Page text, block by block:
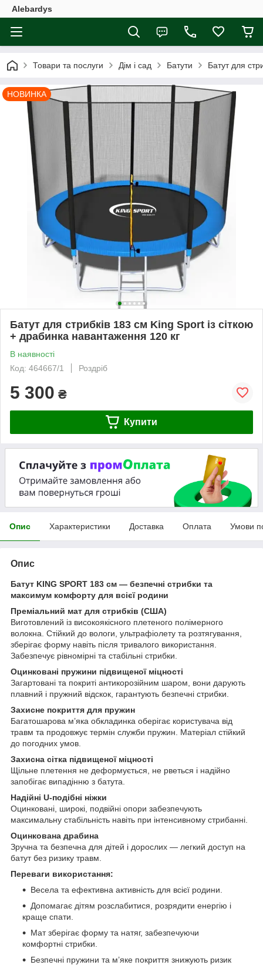
Alebardys
Товари та послуги Дім і сад Батути Батут для
НОВИНКА
Батут для стрибків 183 см King Sport із сіткою
+ драбинка навантаження 120 кг
В наявності
Код: 464667/1
Роздріб
5 300 ₴
Купити
Опис Характеристики Доставка Оплата Умови
Опис
Батут KING SPORT 183 см — безпечні стрибки та
максимум комфорту для всієї родини
Преміальний мат для стрибків (США)
Виготовлений із високоякісного плетеного полімерного
волокна. Стійкий до вологи, ультрафіолету та розтягування,
зберігає форму навіть після тривалого використання.
Забезпечує рівномірні та стабільні стрибки.
Оцинковані пружини підвищеної міцності
Загартовані та покриті антикорозійним шаром, вони дарують
плавний і пружний відскок, гарантують безпечні стрибки.
Захисне покриття для пружин
Багатошарова м’яка обкладинка оберігає користувача від
травм та продовжує термін служби пружин. Матеріал стійкий
до погодних умов.
Захисна сітка підвищеної міцності
Щільне плетення не деформується, не рветься і надійно
запобігає випадінню з батута.
Надійні U-подібні ніжки
Оцинковані, широкі, подвійні опори забезпечують
максимальну стабільність навіть при інтенсивному стрибанні.
Оцинкована драбина
Зручна та безпечна для дітей і дорослих — легкий доступ на
батут без ризику травм.
Переваги використання:
Весела та ефективна активність для всієї родини.
Допомагає дітям розслабитися, розрядити енергію і
краще спати.
Мат зберігає форму та натяг, забезпечуючи
комфортні стрибки.
Безпечні пружини та м’яке покриття знижують ризик